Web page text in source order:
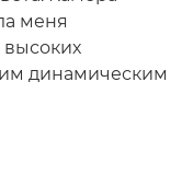
меня
динамическим